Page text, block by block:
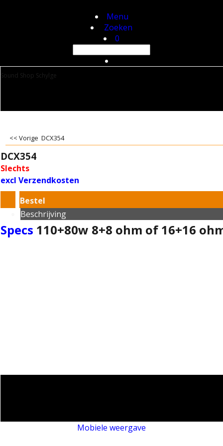
Menu
Zoeken
0
Sound Shop Schylge
<< Vorige DCX354
DCX354
Slechts
excl Verzendkosten
Bestel
Beschrijving
Specs 110+80w 8+8 ohm of 16+16
Mobiele weergave